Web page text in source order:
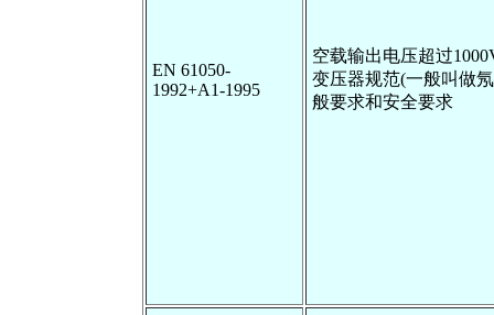
EN 61050-
1992+A1-1995
空载输出电压超过
变压器规范(一般叫做
般要求和安全要求